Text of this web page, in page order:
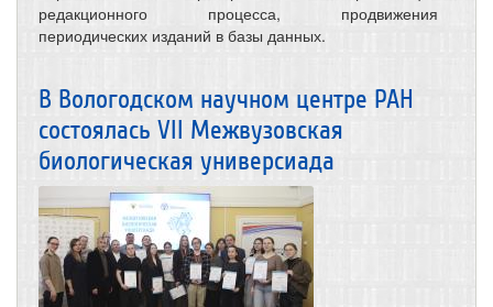
редакционного процесса, продвижения
периодических изданий в базы данных.
В Вологодском научном центре РАН
состоялась VII Межвузовская
биологическая универсиада